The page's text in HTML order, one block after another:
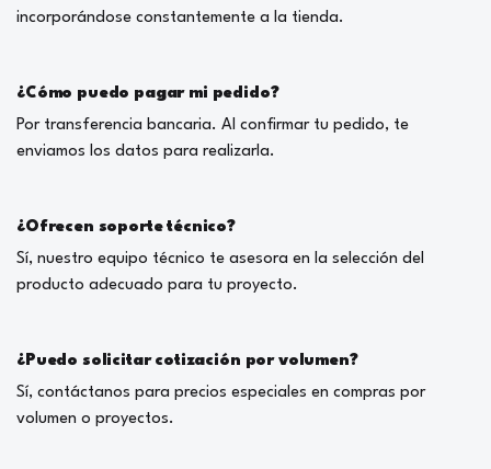
incorporándose constantemente a la tienda.
¿Cómo puedo pagar mi pedido?
Por transferencia bancaria. Al confirmar tu pedido, te
enviamos los datos para realizarla.
¿Ofrecen soporte técnico?
Sí, nuestro equipo técnico te asesora en la selección del
producto adecuado para tu proyecto.
¿Puedo solicitar cotización por volumen?
Sí, contáctanos para precios especiales en compras por
volumen o proyectos.